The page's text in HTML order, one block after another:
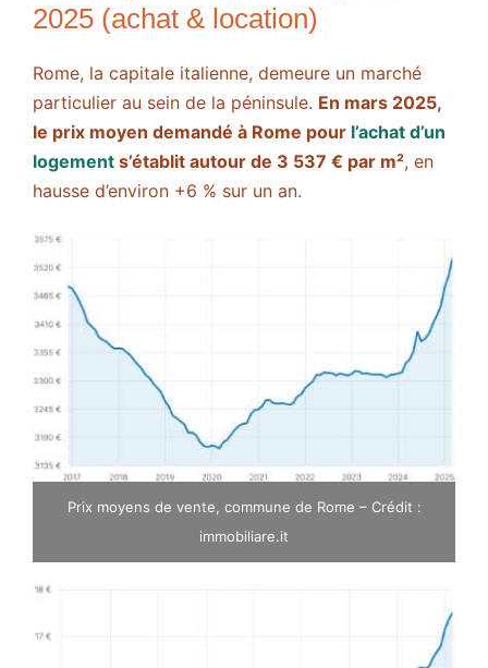
2025 (achat & location)
Rome, la capitale italienne, demeure un marché
particulier au sein de la péninsule. En mars 2025,
le prix moyen demandé à Rome pour l’achat d’un
logement s’établit autour de 3 537 € par m², en
hausse d’environ +6 % sur un an​.
Prix moyens de vente, commune de Rome – Crédit :
immobiliare.it